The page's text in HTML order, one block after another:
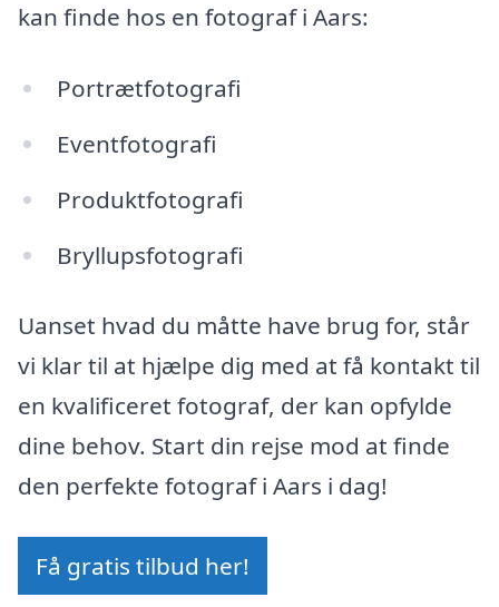
kan finde hos en fotograf i Aars:
Portrætfotografi
Eventfotografi
Produktfotografi
Bryllupsfotografi
Uanset hvad du måtte have brug for, står
vi klar til at hjælpe dig med at få kontakt til
en kvalificeret fotograf, der kan opfylde
dine behov. Start din rejse mod at finde
den perfekte fotograf i Aars i dag!
Få gratis tilbud her!